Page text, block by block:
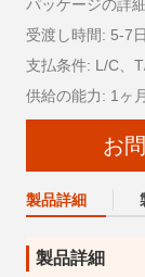
パッケージの詳
受渡し時間: 5-7日
支払条件: L/C、
供給の能力: 1ヶ
お
製品詳細
製品詳細